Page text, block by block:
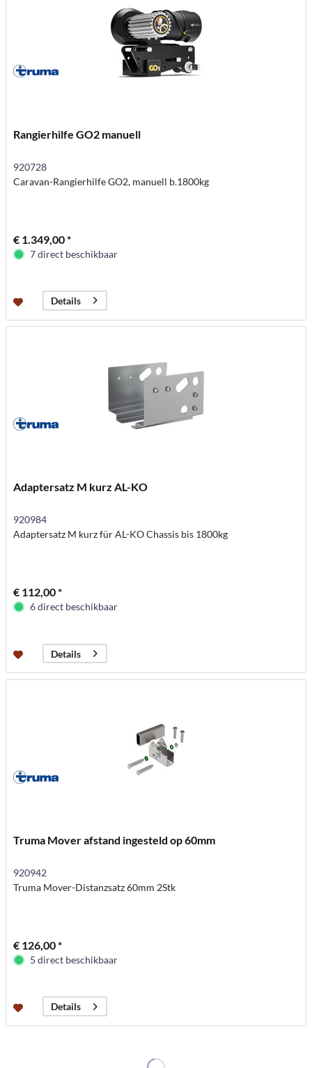
Rangierhilfe GO2 manuell
920728
Caravan-Rangierhilfe GO2, manuell b.1800kg
€ 1.349,00 *
7 direct beschikbaar
Details
Adaptersatz M kurz AL-KO
920984
Adaptersatz M kurz für AL-KO Chassis bis 1800kg
€ 112,00 *
6 direct beschikbaar
Details
Truma Mover afstand ingesteld op 60mm
920942
Truma Mover-Distanzsatz 60mm 2Stk
€ 126,00 *
5 direct beschikbaar
Details